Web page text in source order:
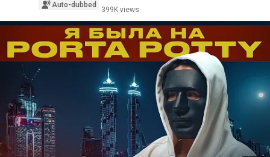
Auto-dubbed
399K views